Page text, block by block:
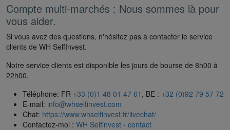
Compte multi-marchés : Nous sommes là pour
vous aider.
Si vous avez des questions, n'hésitez pas à contacter le service
clients de WH SelfInvest.
Notre service clients est disponible les jours de bourse de 8h00 à
22h00.
Téléphone: FR +33 (0)1 48 01 47 61 , BE : +32 (0)92 79 57 72
E-mail: info@whselfinvest.com
Chat: https://www.whselfinvest.fr/livechat/
Contactez-moi : WH Selfinvest - contact